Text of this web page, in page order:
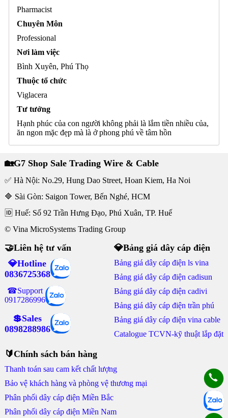
Pharmacist
Chuyên Môn
Professional
Nơi làm việc
Bình Xuyên, Phú Thọ
Thuộc tổ chức
Viglacera
Tư tưởng
Hạnh phúc của con người không phải là lắm tiền nhiều của,
ăn ngon mặc đẹp mà là ở phong phú về tâm hồn
🏡G7 Shop Sale Trading Wire & Cable
✅ Hà Nội: No.29, Hung Dao Street, Hoan Kiem, Ha Noi
🔷 Sài Gòn: Saigon Tower, Bến Nghé, HCM
🆔 Huế: Số 92 Trần Hưng Đạo, Phú Xuân, TP. Huế
© Vina MicroSystems Trading Group
🤝Liên hệ tư vấn
💎Hotline
0836725368
☎Support
0917286996
💲Sales
0898288986
💎Bảng giá dây cáp điện
Bảng giá dây cáp điện ls vina
Bảng giá dây cáp điện cadisun
Bảng giá dây cáp điện cadivi
Bảng giá dây cáp điện trần phú
Bảng giá dây cáp điện vina cable
Catalogue TCVN-kỹ thuật lắp đặt
🔰Chính sách bán hàng
Thanh toán sau cam kết chất lượng
Bảo vệ khách hàng và phòng vệ thương mại
Phân phối dây cáp điện Miền Bắc
Phân phối dây cáp điện Miền Nam